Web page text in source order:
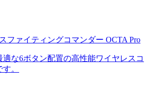
ファイティングコマンダー OCTA Pro
な6ボタン配置の高性能ワイヤレスコ
。